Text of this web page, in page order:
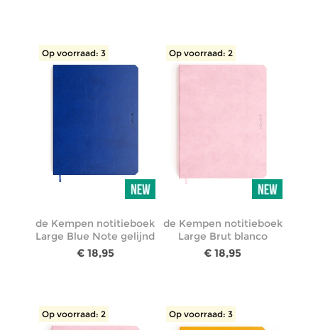
Op voorraad: 3
de Kempen notitieboek
Large Blue Note gelijnd
€ 18,95
Op voorraad: 2
de Kempen notitieboek
Large Brut blanco
€ 18,95
Op voorraad: 2 Op voorraad: 3